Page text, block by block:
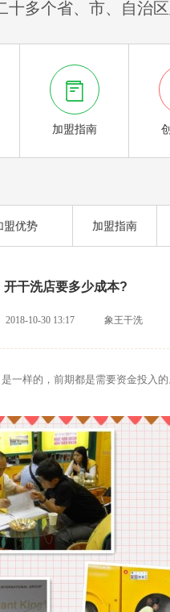
十多个省、市、自治

加盟指南
盟优势 加盟指南
开干洗店要多少成本?
2018-10-30 13:17 象王干洗
样的，前期都是需要资金投入